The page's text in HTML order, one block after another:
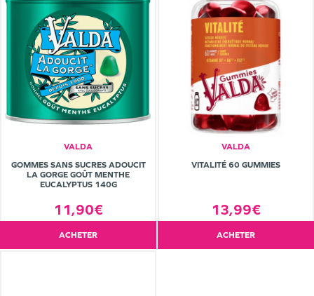
VALDA
GOMMES SANS SUCRES ADOUCIT
LA GORGE GOÛT MENTHE
EUCALYPTUS 140G
11,90€
ACHETER
VALDA
VITALITÉ 60 GUMMIES
13,99€
ACHETER